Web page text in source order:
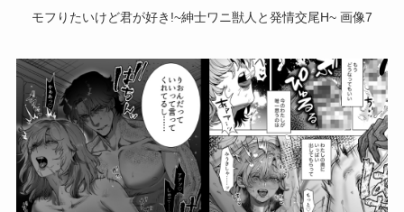
モフりたいけど君が好き!~紳士ワニ獣人と発情交尾H~ 画像7